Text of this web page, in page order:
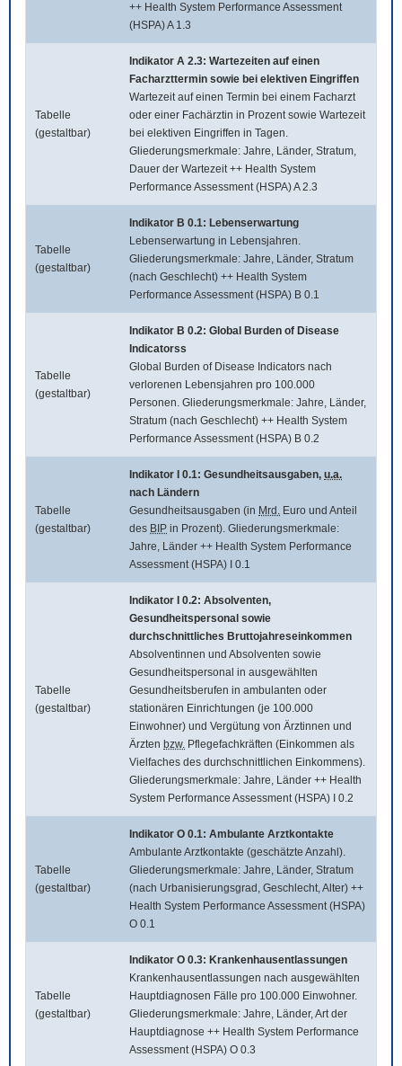
++ Health System Performance Assessment
(HSPA) A 1.3
Tabelle
(gestaltbar)
Indikator A 2.3: Wartezeiten auf einen
Facharzttermin sowie bei elektiven Eingriffen
Wartezeit auf einen Termin bei einem Facharzt
oder einer Fachärztin in Prozent sowie Wartezeit
bei elektiven Eingriffen in Tagen.
Gliederungsmerkmale: Jahre, Länder, Stratum,
Dauer der Wartezeit ++ Health System
Performance Assessment (HSPA) A 2.3
Tabelle
(gestaltbar)
Indikator B 0.1: Lebenserwartung
Lebenserwartung in Lebensjahren.
Gliederungsmerkmale: Jahre, Länder, Stratum
(nach Geschlecht) ++ Health System
Performance Assessment (HSPA) B 0.1
Tabelle
(gestaltbar)
Indikator B 0.2: Global Burden of Disease
Indicatorss
Global Burden of Disease Indicators nach
verlorenen Lebensjahren pro 100.000
Personen. Gliederungsmerkmale: Jahre, Länder,
Stratum (nach Geschlecht) ++ Health System
Performance Assessment (HSPA) B 0.2
Tabelle
(gestaltbar)
Indikator I 0.1: Gesundheitsausgaben, u.a.
nach Ländern
Gesundheitsausgaben (in Mrd. Euro und Anteil
des BIP in Prozent). Gliederungsmerkmale:
Jahre, Länder ++ Health System Performance
Assessment (HSPA) I 0.1
Tabelle
(gestaltbar)
Indikator I 0.2: Absolventen,
Gesundheitspersonal sowie
durchschnittliches Bruttojahreseinkommen
Absolventinnen und Absolventen sowie
Gesundheitspersonal in ausgewählten
Gesundheitsberufen in ambulanten oder
stationären Einrichtungen (je 100.000
Einwohner) und Vergütung von Ärztinnen und
Ärzten bzw. Pflegefachkräften (Einkommen als
Vielfaches des durchschnittlichen Einkommens).
Gliederungsmerkmale: Jahre, Länder ++ Health
System Performance Assessment (HSPA) I 0.2
Tabelle
(gestaltbar)
Indikator O 0.1: Ambulante Arztkontakte
Ambulante Arztkontakte (geschätzte Anzahl).
Gliederungsmerkmale: Jahre, Länder, Stratum
(nach Urbanisierungsgrad, Geschlecht, Alter) ++
Health System Performance Assessment (HSPA)
O 0.1
Tabelle
(gestaltbar)
Indikator O 0.3: Krankenhausentlassungen
Krankenhausentlassungen nach ausgewählten
Hauptdiagnosen Fälle pro 100.000 Einwohner.
Gliederungsmerkmale: Jahre, Länder, Art der
Hauptdiagnose ++ Health System Performance
Assessment (HSPA) O 0.3